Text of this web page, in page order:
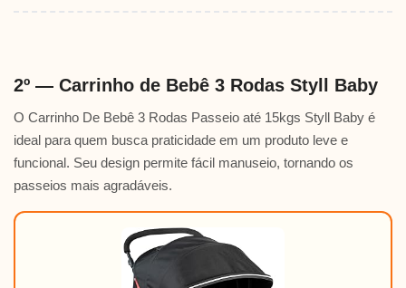
2º — Carrinho de Bebê 3 Rodas Styll Baby
O Carrinho De Bebê 3 Rodas Passeio até 15kgs Styll Baby é
ideal para quem busca praticidade em um produto leve e
funcional. Seu design permite fácil manuseio, tornando os
passeios mais agradáveis.